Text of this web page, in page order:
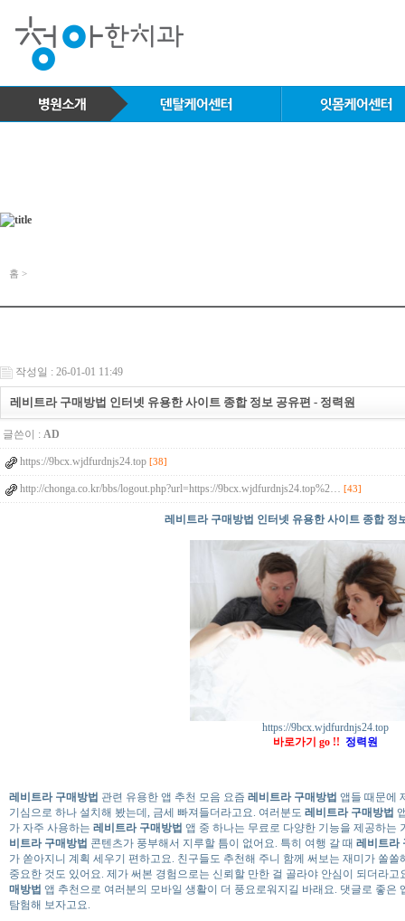
홈 >
작성일 : 26-01-01 11:49
레비트라 구매방법 인터넷 유용한 사이트 종합 정보 공유편 - 정력원
글쓴이 : AD
https://9bcx.wjdfurdnjs24.top [38]
http://chonga.co.kr/bbs/logout.php?url=https://9bcx.wjdfurdnjs24.top%2… [43]
레비트라 구매방법 인터넷 유용한 사이트 종합 정
https://9bcx.wjdfurdnjs24.top
바로가기 go !! 정력원
레비트라 구매방법 관련 유용한 앱 추천 모음 요즘 레비트라 구매방법 앱들 때문에
기심으로 하나 설치해 봤는데, 금세 빠져들더라고요. 여러분도 레비트라 구매방법
가 자주 사용하는 레비트라 구매방법 앱 중 하나는 무료로 다양한 기능을 제공하는
비트라 구매방법 콘텐츠가 풍부해서 지루할 틈이 없어요. 특히 여행 갈 때 레비트라
가 쏟아지니 계획 세우기 편하고요. 친구들도 추천해 주니 함께 써보는 재미가 쏠쏠
중요한 것도 있어요. 제가 써본 경험으로는 신뢰할 만한 걸 골라야 안심이 되더라
매방법 앱 추천으로 여러분의 모바일 생활이 더 풍요로워지길 바래요. 댓글로 좋은
탐험해 보자고요.